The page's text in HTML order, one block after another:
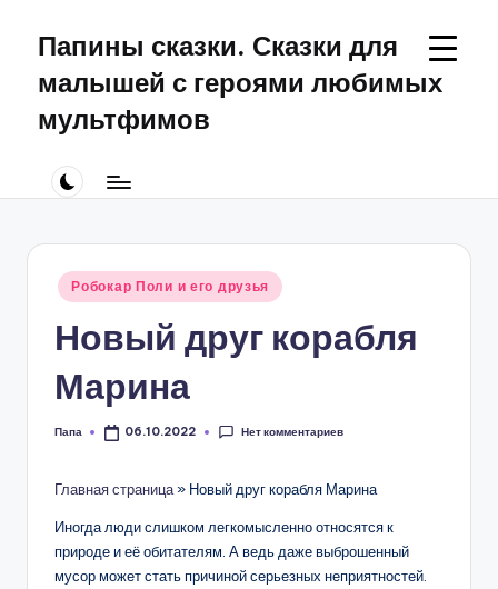
Перейти
содержимому
Папины сказки. Сказки для
малышей с героями любимых
мультфимов
для
малышей
Патруль
Опубликовано
Робокар Поли и его друзья
Новый друг корабля
Марина
Запись
Папа 06.10.2022 Нет комментариев
Главная страница» Новый друг корабля Марина
Иногда люди слишком легкомысленно относятся к
природе и её обитателям. А ведь даже выброшенный
мусор может стать причиной серьезных неприятностей.